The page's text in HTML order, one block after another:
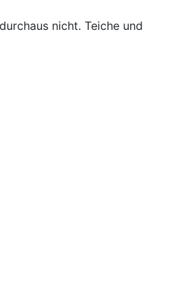
nicht. Teiche und